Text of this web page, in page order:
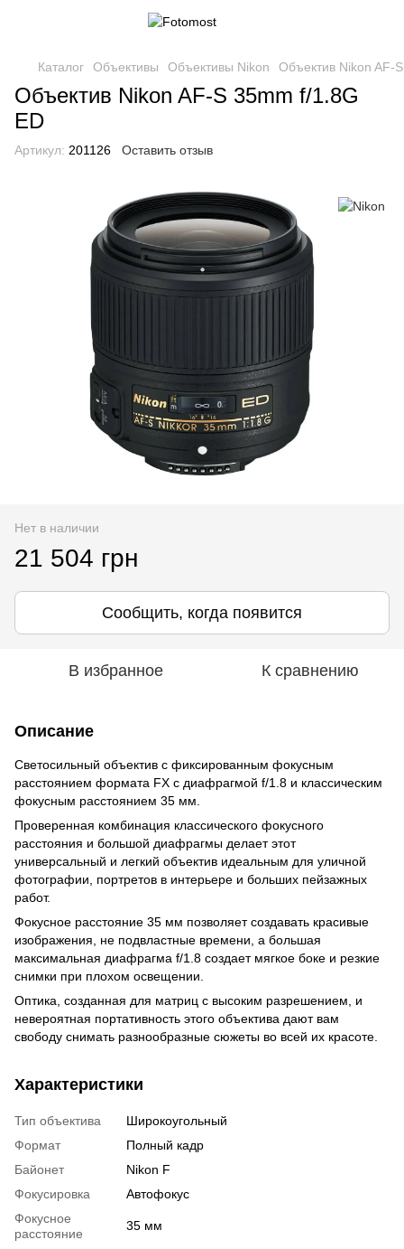
Каталог Объективы Объективы Nikon Объектив Nikon AF-
Объектив Nikon AF-S 35mm f/1.8G
ED
Артикул: 201126 Оставить отзыв
Нет в наличии
21 504 грн
Сообщить, когда появится
В избранное К сравнению
Описание
Светосильный объектив с фиксированным фокусным
расстоянием формата FX с диафрагмой f/1.8 и классическим
фокусным расстоянием 35 мм.
Проверенная комбинация классического фокусного
расстояния и большой диафрагмы делает этот
универсальный и легкий объектив идеальным для уличной
фотографии, портретов в интерьере и больших пейзажных
работ.
Фокусное расстояние 35 мм позволяет создавать красивые
изображения, не подвластные времени, а большая
максимальная диафрагма f/1.8 создает мягкое боке и резкие
снимки при плохом освещении.
Оптика, созданная для матриц с высоким разрешением, и
невероятная портативность этого объектива дают вам
свободу снимать разнообразные сюжеты во всей их красоте.
Характеристики
Тип объектива
Широкоугольный
Формат
Полный кадр
Байонет
Nikon F
Фокусировка
Автофокус
Фокусное
расстояние
35 мм